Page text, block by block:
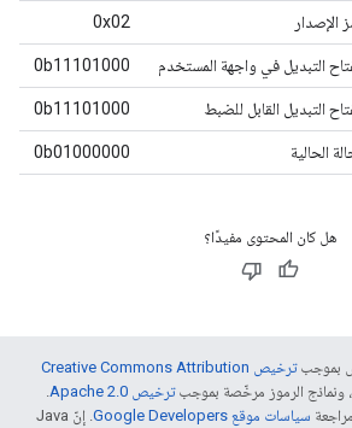
الإصدار 0x02
التبديل في واجهة المستخدم 0b11101000
التبديل القابل للضبط 0b11101000
الحالية 0b01000000
هل كان المحتوى مفيدًا؟
بموجب
ترخيص Creative Commons Attribution
ونماذج الرموز مرخّصة بموجبترخيص Apache 2.0‏
.
سياسات موقع Google Developers‏
. إنّ Java